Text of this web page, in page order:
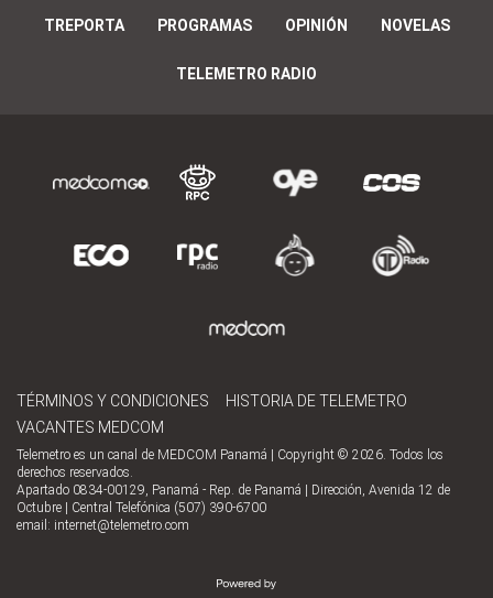
TREPORTA PROGRAMAS OPINIÓN NOVELAS
TELEMETRO RADIO
TÉRMINOS Y CONDICIONES
HISTORIA DE TELEMETRO
VACANTES MEDCOM
Telemetro es un canal de MEDCOM Panamá | Copyright © 2026. Todos los
derechos reservados.
Apartado 0834-00129, Panamá - Rep. de Panamá | Dirección, Avenida 12 de
Octubre | Central Telefónica (507) 390-6700
email: internet@telemetro.com